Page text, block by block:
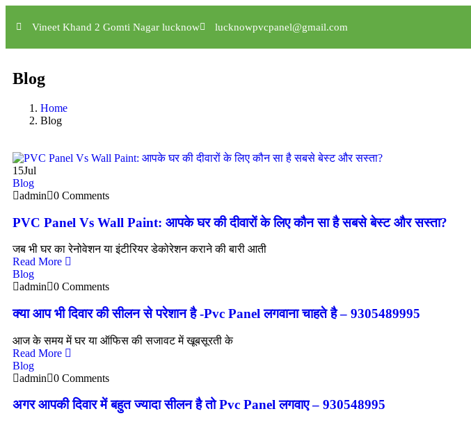
Vineet Khand 2 Gomti Nagar lucknow lucknowpvcpanel@gmail.com
Blog
Home
Blog
15Jul
Blog
admin
0 Comments
PVC Panel Vs Wall Paint: आपके घर की दीवारों के लिए कौन सा है सबसे बेस्ट और सस्ता?
जब भी घर का रेनोवेशन या इंटीरियर डेकोरेशन कराने की बारी आती
Read More
Blog
admin
0 Comments
क्या आप भी दिवार की सीलन से परेशान है -Pvc Panel लगवाना चाहते है – 9305489995
आज के समय में घर या ऑफिस की सजावट में खूबसूरती के
Read More
Blog
admin
0 Comments
अगर आपकी दिवार में बहुत ज्यादा सीलन है तो Pvc Panel लगवाए – 930548995